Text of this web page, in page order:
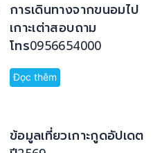
การเดินทางจากขนอมไป
เกาะเต่าสอบถาม
โทร0956654000
Đọc thêm
ข้อมูลเที่ยวเกาะกูดอัปเดต